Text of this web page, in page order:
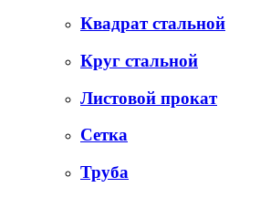
Квадрат стальной
Круг стальной
Листовой прокат
Сетка
Труба